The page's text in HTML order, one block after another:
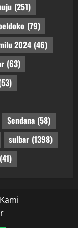
(251)
(79)
2024 (46)
(63)
Sendana (58)
sulbar (1398)
(41)